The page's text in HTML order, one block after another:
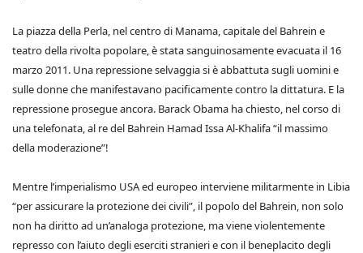
La piazza della Perla, nel centro di Manama, capitale del Bahrein e
teatro della rivolta popolare, è stata sanguinosamente evacuata il 16
marzo 2011. Una repressione selvaggia si è abbattuta sugli uomini e
sulle donne che manifestavano pacificamente contro la dittatura. E la
repressione prosegue ancora. Barack Obama ha chiesto, nel corso di
una telefonata, al re del Bahrein Hamad Issa Al-Khalifa “il massimo
della moderazione”!
Mentre l’imperialismo USA ed europeo interviene militarmente in Libia
“per assicurare la protezione dei civili”, il popolo del Bahrein, non solo
non ha diritto ad un’analoga protezione, ma viene violentemente
represso con l’aiuto degli eserciti stranieri e con il beneplacito degli